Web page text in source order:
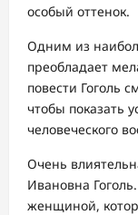
особый оттенок.
Одним из
преобладает
повести Гоголь
чтобы показать
человеческого
Очень
Ивановна
женщиной,